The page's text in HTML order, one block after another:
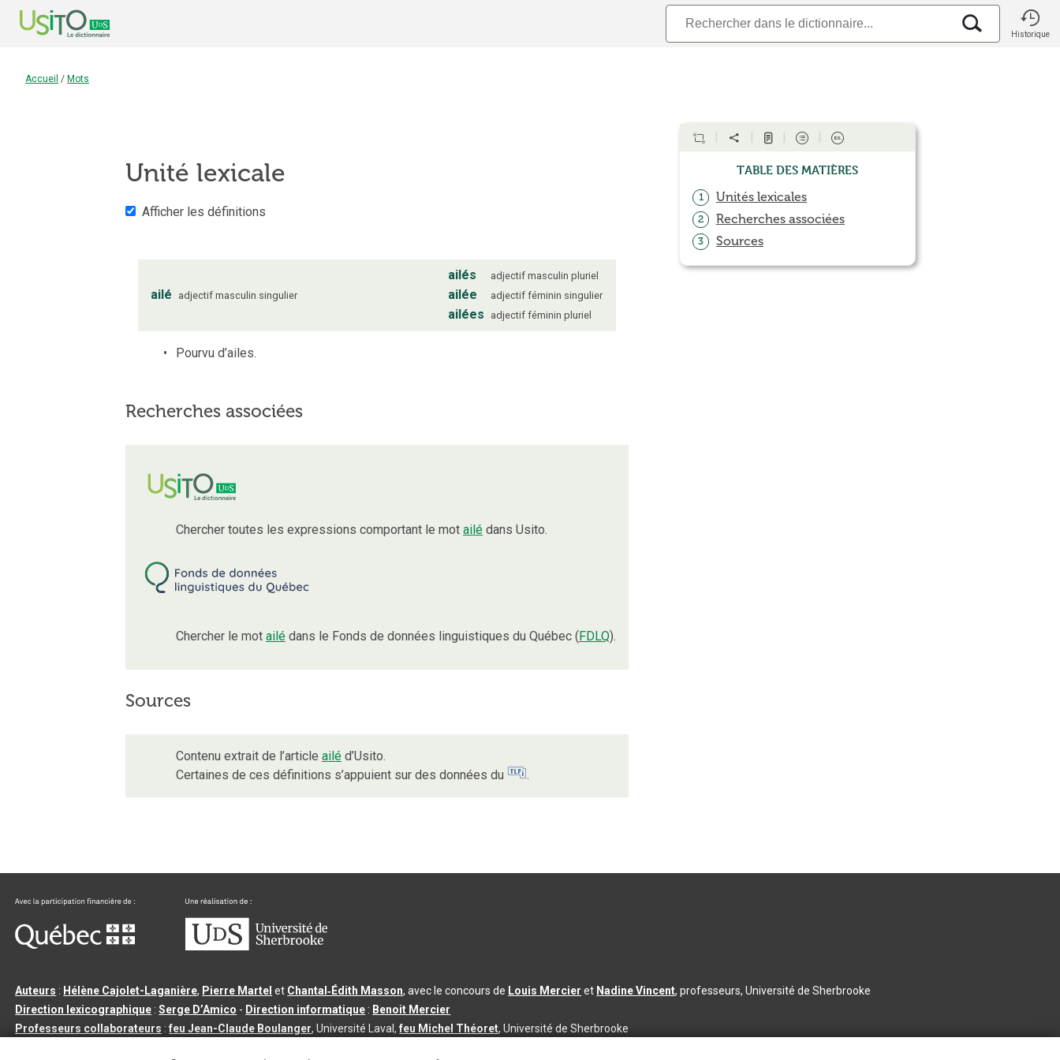
Historique
Accueil / Mots
Unité lexicale
Afficher les définitions
ailé adjectif masculin singulier
ailés adjectif masculin pluriel
ailée adjectif féminin singulier
ailées adjectif féminin pluriel
Pourvu d’ailes.
Recherches associées
Chercher toutes les expressions comportant le mot ailé dans Usito.
Chercher le mot ailé dans le Fonds de données linguistiques du Québec (FDLQ).
Sources
Contenu extrait de l’article ailé d’Usito.
Certaines de ces définitions s’appuient sur des données du
.
Table des matières
1 Unités lexicales
2 Recherches associées
3 Sources
Auteurs : Hélène Cajolet-Laganière, Pierre Martel et Chantal‑Édith Masson, avec le concours de Louis Mercier et Nadine Vincent, professeurs, Université de Sherbrooke
Direction lexicographique :Serge D’Amico - Direction informatique : Benoit Mercier
Professeurs collaborateurs :feu Jean-Claude Boulanger, Université Laval,feu Michel Théoret, Université de Sherbrooke